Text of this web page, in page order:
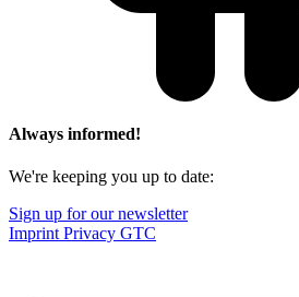
Always informed!
We're keeping you up to date:
Sign up for our newsletter
Imprint Privacy GTC